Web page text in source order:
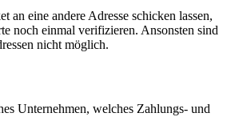
an eine andere Adresse schicken lassen,
noch einmal verifizieren. Ansonsten sind
nicht möglich.
Unternehmen, welches Zahlungs- und